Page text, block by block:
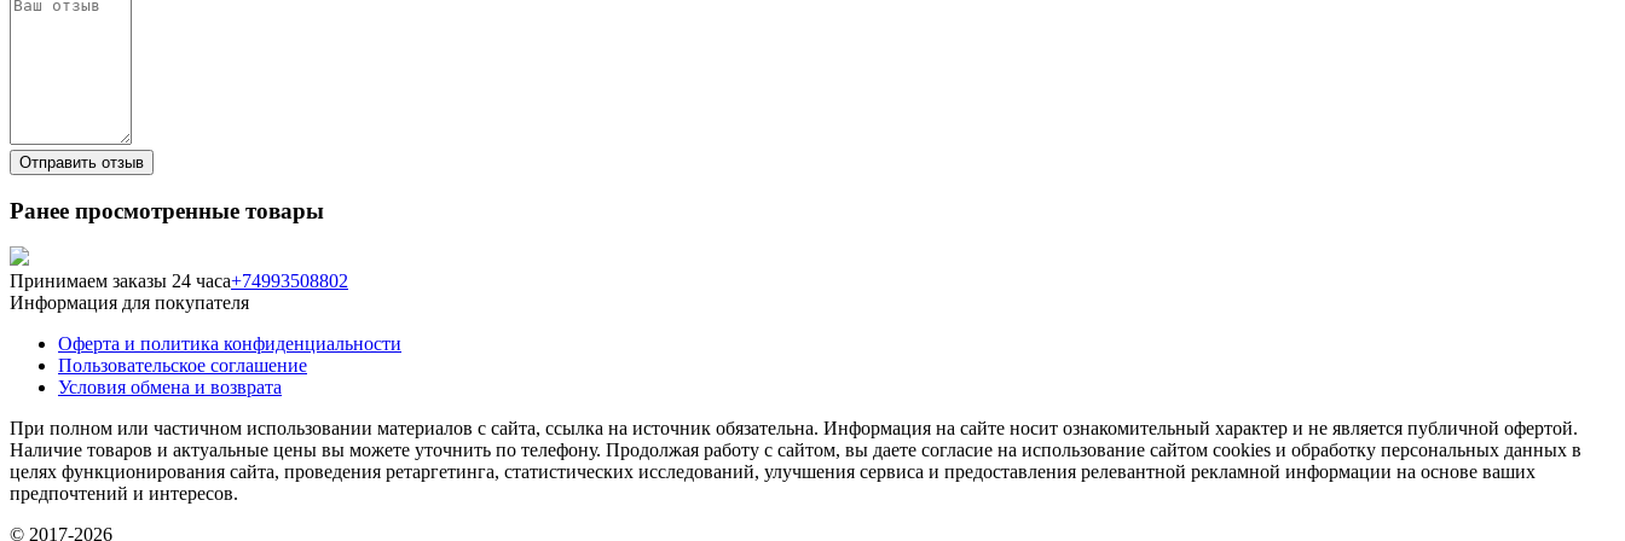
Ранее просмотренные товары
Принимаем заказы 24 часа+74993508802
Информация для покупателя
Оферта и политика конфиденциальности
Пользовательское соглашение
Условия обмена и возврата
При полном или частичном использовании материалов с сайта, ссылка на источник обязательна. Информация на сайте носит ознакомительный характер и не является публичной офертой.
Наличие товаров и актуальные цены вы можете уточнить по телефону. Продолжая работу с сайтом, вы даете согласие на использование сайтом cookies и обработку персональных данных в
целях функционирования сайта, проведения ретаргетинга, статистических исследований, улучшения сервиса и предоставления релевантной рекламной информации на основе ваших
предпочтений и интересов.
© 2017-2026